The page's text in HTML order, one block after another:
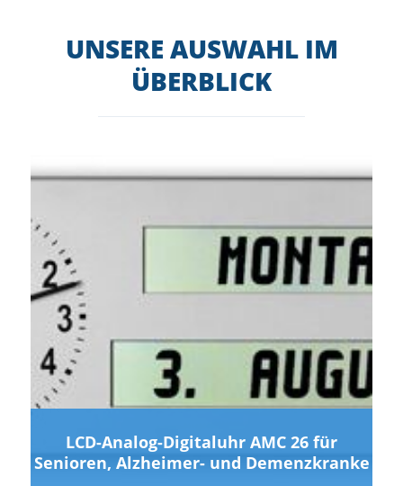
UNSERE AUSWAHL IM
ÜBERBLICK
überspringen
LCD-Analog-Digitaluhr AMC 26 für
Senioren, Alzheimer- und Demenzkranke